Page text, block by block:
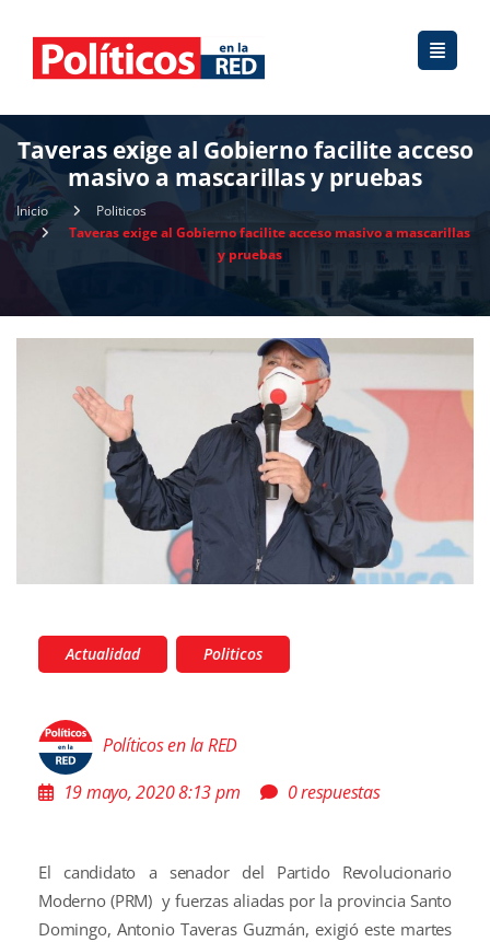
Taveras exige al Gobierno facilite acceso
masivo a mascarillas y pruebas
Inicio
Politicos
Taveras exige al Gobierno facilite acceso masivo a mascarillas
y pruebas
Actualidad Politicos
Políticos en la RED
19 mayo, 2020 8:13 pm
0 respuestas
El candidato a senador del Partido Revolucionario
Moderno (PRM) y fuerzas aliadas por la provincia Santo
Domingo, Antonio Taveras Guzmán, exigió este martes